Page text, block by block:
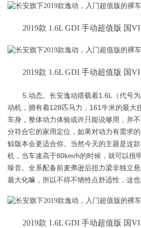
2019款 1.6L GDI 手动超值版 国VI
2019款 1.6L GDI 手动超值版 国VI
5.动态。长安逸动搭载着1.6L（代号
动机，拥有着128匹马力，161牛米的最大
车身，整体动力体验或许只能说够用，并
分符合它的家用定位，如果对动力有需求
鲸版本会更适合你。当然今天的主题是这
机，当车速高于80km/h的时候，就可以很
噪音。全系配备前麦弗逊后扭力梁非独立
最大化嘛，所以不得不牺牲点舒适性，这也
2019款 1.6L GDI 手动超值版 国VI